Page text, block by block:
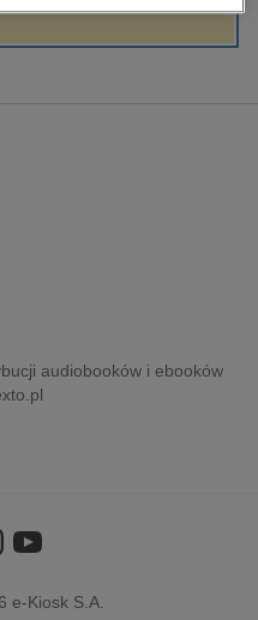
informatyka
audiobooków i ebooków
e-Kiosk S.A.